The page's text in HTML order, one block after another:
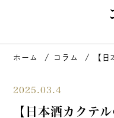
ホーム コラム 【
2025.03.4
【日本酒カクテ